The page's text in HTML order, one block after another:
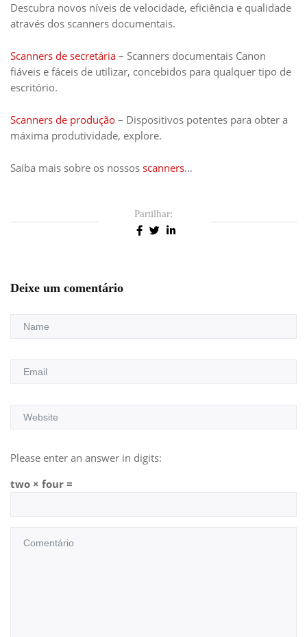
Descubra novos níveis de velocidade, eficiência e qualidade
através dos scanners documentais.
Scanners de secretária – Scanners documentais Canon
fiáveis e fáceis de utilizar, concebidos para qualquer tipo de
escritório.
Scanners de produção – Dispositivos potentes para obter a
máxima produtividade, explore.
Saiba mais sobre os nossos scanners…
Partilhar:
Deixe um comentário
Please enter an answer in digits:
two × four =